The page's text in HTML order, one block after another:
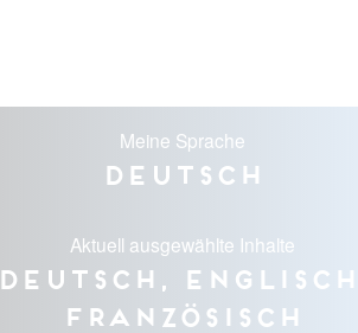
Meine Sprache
Deutsch
Aktuell ausgewählte Inhalte
Deutsch,
Französisch